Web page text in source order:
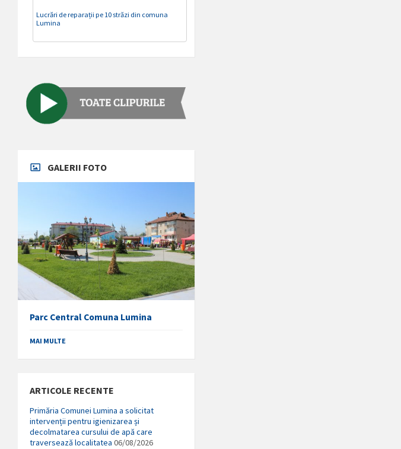
Lucrări de reparații pe 10 străzi din comuna
Lumina
GALERII FOTO
Parc Central Comuna Lumina
MAI MULTE
ARTICOLE RECENTE
Primăria Comunei Lumina a solicitat
intervenții pentru igienizarea și
decolmatarea cursului de apă care
traversează localitatea 06/08/2026